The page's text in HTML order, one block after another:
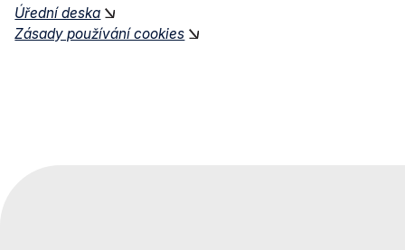
Úřední deska
Zásady používání cookies